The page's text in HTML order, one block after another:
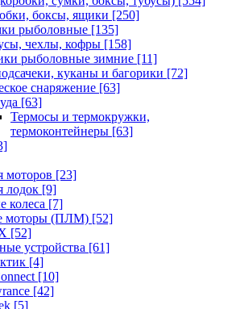
боксы, ящики [250]
рыболовные [135]
чехлы, кофры [158]
рыболовные зимние [11]
куканы и багорики [72]
снаряжение [63]
[63]
Термосы и термокружки,
термоконтейнеры [63]
моторов [23]
лодок [9]
колеса [7]
моторы (ПЛМ) [52]
[52]
устройства [61]
[4]
[10]
[42]
[5]